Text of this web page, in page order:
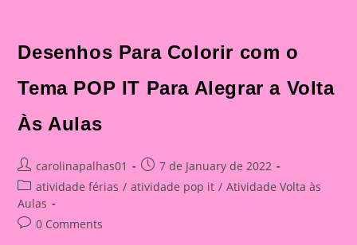
Desenhos Para Colorir com o
Tema POP IT Para Alegrar a Volta
Às Aulas
Post
author:
carolinapalhas01
Post
published:
7 de January de 2022
Post
category:
atividade férias / atividade pop it / Atividade Volta às
Aulas
Post0 Comments